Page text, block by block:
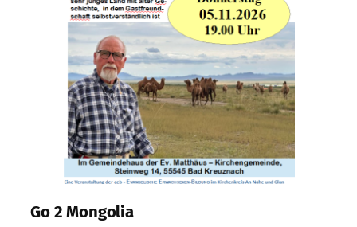
Go 2 Mongolia